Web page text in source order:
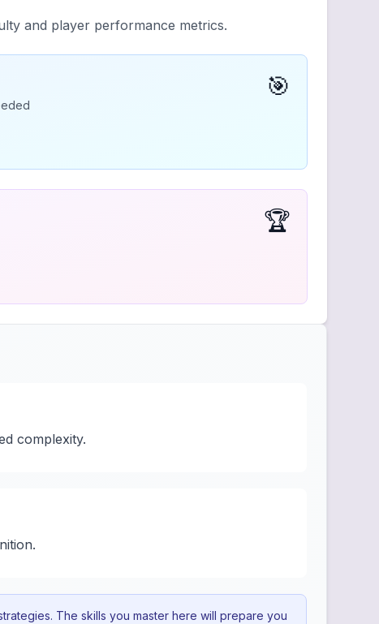
and player performance metrics.
🎯
🏆
complexity.
The skills you master here will prepare you